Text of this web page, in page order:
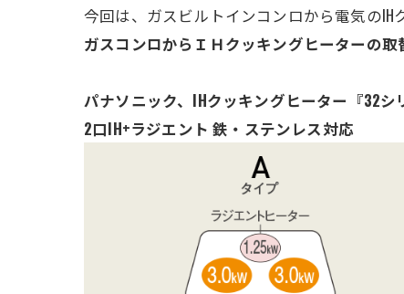
今回は、ガスビルトインコンロから電気のIH
ガスコンロからＩＨクッキングヒーターの
パナソニック、IHクッキングヒーター『32シ
2口IH+ラジエント 鉄・ステンレス対応